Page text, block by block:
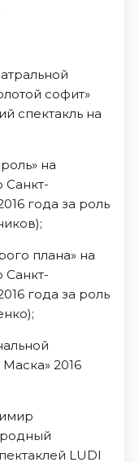
софит»
спектакль на
на
года за роль
плана» на
года за роль
2016
LUDI